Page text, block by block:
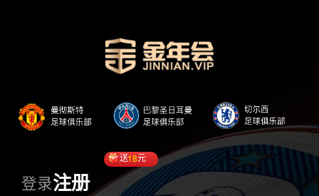
登录注册
送18元